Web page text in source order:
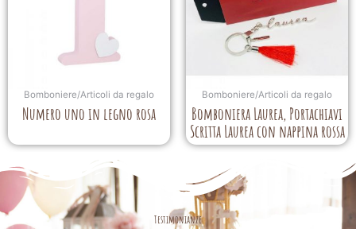
Bomboniere/Articoli da regalo
Numero uno in legno rosa
Bomboniere/Articoli da regalo
Bomboniera Laurea, Portachiavi
Scritta Laurea con nappina rossa
Testimonianze